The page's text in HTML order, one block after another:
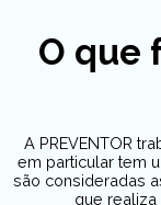
O que
A PREVENTOR
em particular tem
são consideradas
que